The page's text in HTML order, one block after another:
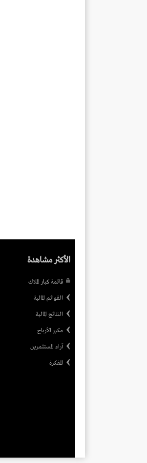
الأكثر مشاهدة
قائمة كبار الملاك
القوائم المالية
النتائج المالية
مكرر الأرباح
آراء المستثمرين
المفكرة